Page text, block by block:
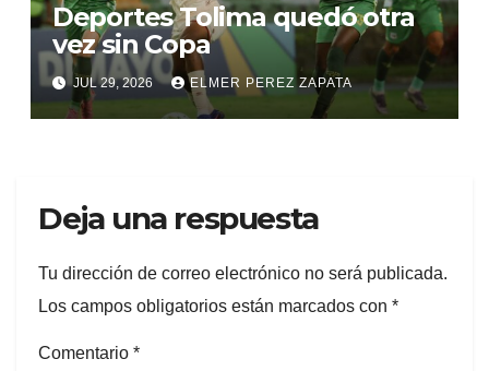
Deportes Tolima quedó otra
vez sin Copa
JUL 29, 2026 ELMER PEREZ ZAPATA
Deja una respuesta
Tu dirección de correo electrónico no será publicada.
Los campos obligatorios están marcados con *
Comentario *